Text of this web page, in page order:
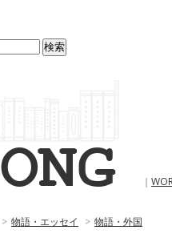
｜
> 物語・エッセイ > 物語・外国